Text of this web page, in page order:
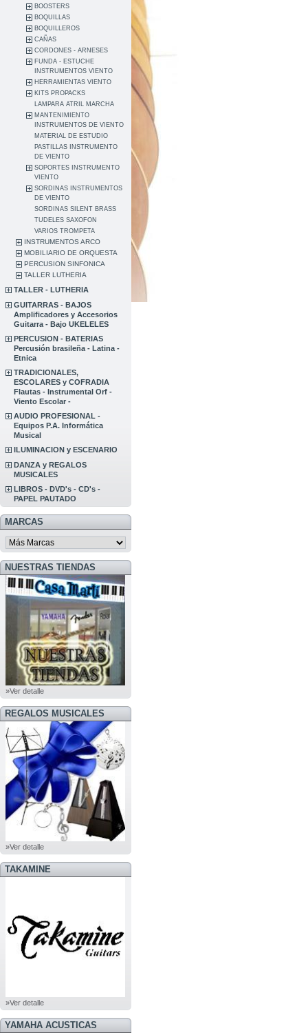
BOOSTERS
BOQUILLAS
BOQUILLEROS
CAÑAS
CORDONES - ARNESES
FUNDA - ESTUCHE
INSTRUMENTOS VIENTO
HERRAMIENTAS VIENTO
KITS PROPACKS
LAMPARA ATRIL MARCHA
MANTENIMIENTO
INSTRUMENTOS DE VIENTO
MATERIAL DE ESTUDIO
PASTILLAS INSTRUMENTO
DE VIENTO
SOPORTES INSTRUMENTO
VIENTO
SORDINAS INSTRUMENTOS
DE VIENTO
SORDINAS SILENT BRASS
TUDELES SAXOFON
VARIOS TROMPETA
INSTRUMENTOS ARCO
MOBILIARIO DE ORQUESTA
PERCUSION SINFONICA
TALLER LUTHERIA
TALLER - LUTHERIA
GUITARRAS - BAJOS
Amplificadores y Accesorios
Guitarra - Bajo UKELELES
PERCUSION - BATERIAS
Percusión brasileña - Latina -
Etnica
TRADICIONALES,
ESCOLARES y COFRADIA
Flautas - Instrumental Orf -
Viento Escolar -
AUDIO PROFESIONAL -
Equipos P.A. Informática
Musical
ILUMINACION y ESCENARIO
DANZA y REGALOS
MUSICALES
LIBROS - DVD's - CD's -
PAPEL PAUTADO
MARCAS
NUESTRAS TIENDAS
»Ver detalle
REGALOS MUSICALES
»Ver detalle
TAKAMINE
»Ver detalle
YAMAHA ACUSTICAS